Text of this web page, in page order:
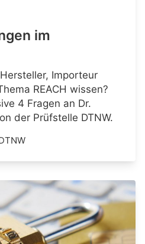
im
Importeur
REACH wissen?
4 Fragen an Dr.
der Prüfstelle DTNW.